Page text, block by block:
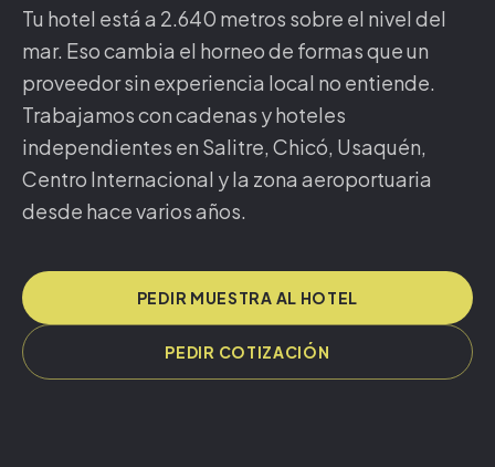
Tu hotel está a 2.640 metros sobre el nivel del
mar. Eso cambia el horneo de formas que un
proveedor sin experiencia local no entiende.
Trabajamos con cadenas y hoteles
independientes en Salitre, Chicó, Usaquén,
Centro Internacional y la zona aeroportuaria
desde hace varios años.
PEDIR MUESTRA AL HOTEL
PEDIR COTIZACIÓN